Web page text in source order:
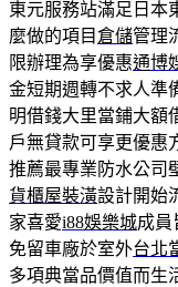
東元服務站滿足日本
麼做的項目倉儲管理
限辦理為享優惠通博
金短期週轉不求人準
明借錢大里當鋪大額
戶無貸款可享更優惠
推薦最專業防水公司
貨櫃屋裝潢設計開始
家喜愛i88娛樂城成員
免留車廠於室外台北
多項典當品價值而生